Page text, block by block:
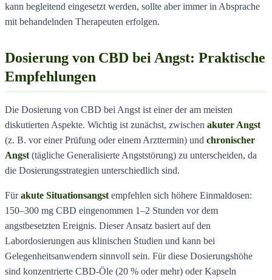
kann begleitend eingesetzt werden, sollte aber immer in Absprache
mit behandelnden Therapeuten erfolgen.
Dosierung von CBD bei Angst: Praktische
Empfehlungen
Die Dosierung von CBD bei Angst ist einer der am meisten
diskutierten Aspekte. Wichtig ist zunächst, zwischen akuter Angst
(z. B. vor einer Prüfung oder einem Arzttermin) und chronischer
Angst (tägliche Generalisierte Angststörung) zu unterscheiden, da
die Dosierungsstrategien unterschiedlich sind.
Fürakute Situationsangst empfehlen sich höhere Einmaldosen:
150–300 mg CBD eingenommen 1–2 Stunden vor dem
angstbesetzten Ereignis. Dieser Ansatz basiert auf den
Labordosierungen aus klinischen Studien und kann bei
Gelegenheitsanwendern sinnvoll sein. Für diese Dosierungshöhe
sind konzentrierte CBD-Öle (20 % oder mehr) oder Kapseln